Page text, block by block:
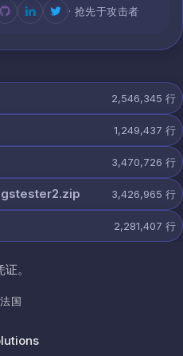
· 抢先于攻击者
2,546,345 行
1,249,437 行
3,470,726 行
3,426,965 行
2,281,407 行
。
国